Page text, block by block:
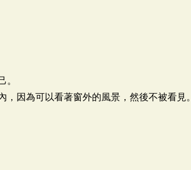
。
因為可以看著窗外的風景，然後不被看見。